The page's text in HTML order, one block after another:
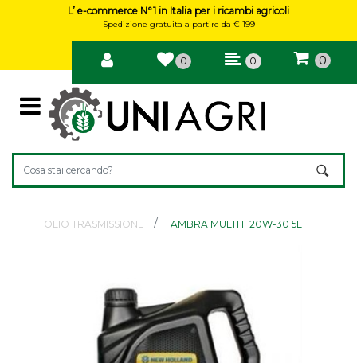
L’ e-commerce N°1 in Italia per i ricambi agricoli
Spedizione gratuita a partire da € 199
0 0 0
Open
Changing a filter automatically updates the other available
OLIO TRASMISSIONE AMBRA MULTI F 20W-30 5L